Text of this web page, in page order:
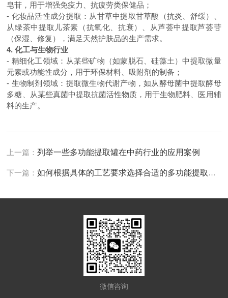
皂苷，用于增强免疫力、抗疲劳类保健品；
- 化妆品活性成分提取：从甘草中提取甘草酸（抗炎、舒缓）、
从绿茶中提取儿茶素（抗氧化、抗衰）、从芦荟中提取芦荟苷
（保湿、修复），满足天然护肤品的生产需求。
4. 化工与生物行业
- 精细化工领域：从某些矿物（如蒙脱石、硅藻土）中提取微量
元素或功能性成分，用于环保材料、吸附剂的制备；
- 生物制剂领域：提取微生物代谢产物，如从酵母菌中提取酵母
多糖、从某些真菌中提取抗菌活性物质，用于生物肥料、医用辅
料的生产。
上一篇：列举一些多功能提取罐在中药行业的应用案例
下一篇：如何根据具体的工艺要求选择合适的多功能提取罐类型？
微信咨询